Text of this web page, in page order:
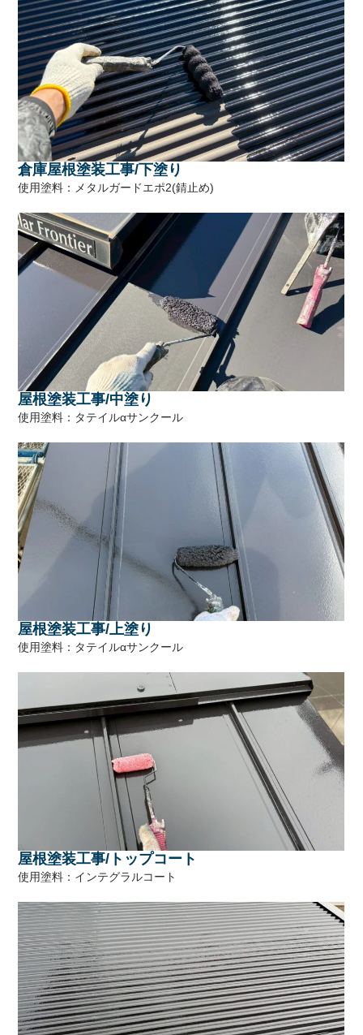
倉庫屋根塗装工事/下塗り
使用塗料：メタルガードエポ2(錆止め)
屋根塗装工事/中塗り
使用塗料：タテイルαサンクール
屋根塗装工事/上塗り
使用塗料：タテイルαサンクール
屋根塗装工事/トップコート
使用塗料：インテグラルコート